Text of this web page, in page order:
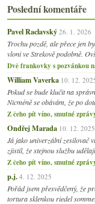
Poslední komentáře
Pavel Raclavský 26. 1. 2026
Trochu pozdě, ale přece jen
vloni ve Strekově podobně.
Dvě frankovky s pozvánkou
William Vaverka 10. 12.
Pokud se bude klučit na
Nicméně se obávám, že po
Z čeho pít víno, smutné
Ondřej Marada 10. 12. 2025
Já jako univerzální zesilovač
zjistil, že stejnou službu
Z čeho pít víno, smutné
p.j. 4. 12. 2025
Pořád jsem přesvědčený, že
tortura sklenkou riedel